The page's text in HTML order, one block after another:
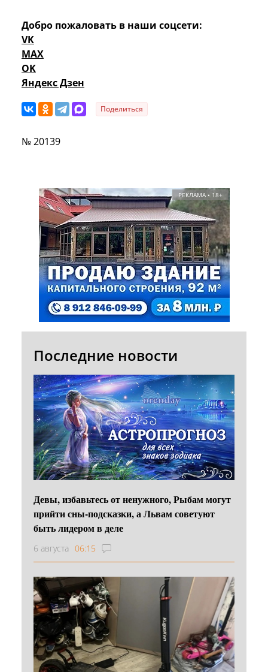
Добро пожаловать в наши соцсети:
VK
MAX
OK
Яндекс Дзен
Поделиться
№ 20139
РЕКЛАМА • 18+
Последние новости
Девы, избавьтесь от ненужного, Рыбам могут
прийти сны-подсказки, а Львам советуют
быть лидером в деле
6 августа 06:15